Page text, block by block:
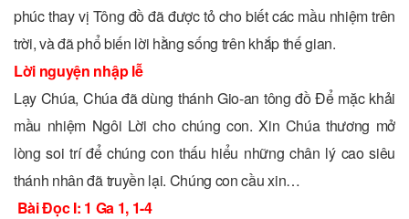
phúc thay vị Tông đồ đã được tỏ cho biết các mầu nhiệm trên
trời, và đã phổ biến lời hằng sống trên khắp thế gian.
Lời nguyện nhập lễ
Lạy Chúa, Chúa đã dùng thánh Gio-an tông đồ Ðể mặc khải
mầu nhiệm Ngôi Lời cho chúng con. Xin Chúa thương mở
lòng soi trí để chúng con thấu hiểu những chân lý cao siêu
thánh nhân đã truyền lại. Chúng con cầu xin…
Bài Ðọc I: 1 Ga 1, 1-4